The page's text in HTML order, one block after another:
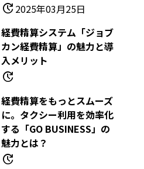
update2025年03月25日
経費精算システム「ジョブ
カン経費精算」の魅力と導
入メリット
update
経費精算をもっとスムーズ
に。タクシー利用を効率化
する「GO BUSINESS」の
魅力とは？
update